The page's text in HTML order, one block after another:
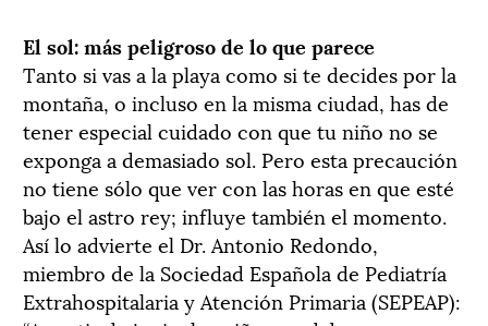
El sol: más peligroso de lo que parece
Tanto si vas a la playa como si te decides por la
montaña, o incluso en la misma ciudad, has de
tener especial cuidado con que tu niño no se
exponga a demasiado sol. Pero esta precaución
no tiene sólo que ver con las horas en que esté
bajo el astro rey; influye también el momento.
Así lo advierte el Dr. Antonio Redondo,
miembro de la Sociedad Española de Pediatría
Extrahospitalaria y Atención Primaria (SEPEAP):